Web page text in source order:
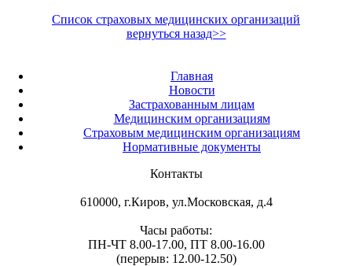
Список страховых медицинских организаций
вернуться назад>>
Главная
Новости
Застрахованным лицам
Медицинским организациям
Страховым медицинским организациям
Нормативные документы
Контакты
610000, г.Киров, ул.Московская, д.4
Часы работы:
ПН-ЧТ 8.00-17.00, ПТ 8.00-16.00
(перерыв: 12.00-12.50)